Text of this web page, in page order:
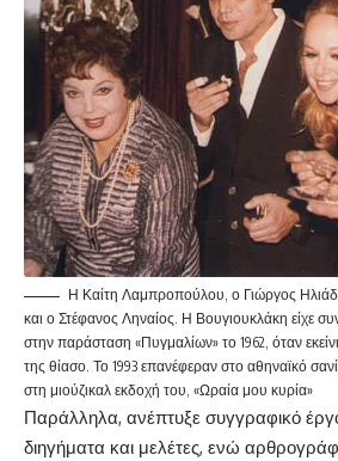
Η Καίτη Λαμπροπούλου, ο Γιώργος
και ο Στέφανος Ληναίος. Η Βουγιουκλάκη είχε
στην παράσταση «Πυγμαλίων» το 1962, όταν
της θίασο. Το 1993 επανέφεραν στο αθηναϊκό
στη μιούζικαλ εκδοχή του, «Ωραία μου κυρία»
Παράλληλα, ανέπτυξε συγγραφικό
διηγήματα και μελέτες, ενώ